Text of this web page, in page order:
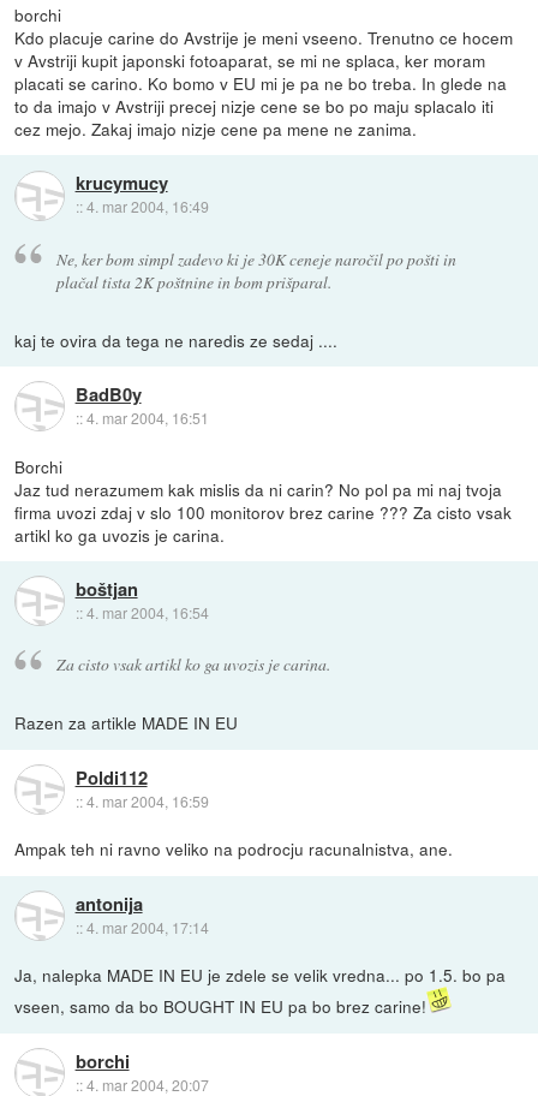
borchi
Kdo placuje carine do Avstrije je meni vseeno. Trenutno ce hocem
v Avstriji kupit japonski fotoaparat, se mi ne splaca, ker moram
placati se carino. Ko bomo v EU mi je pa ne bo treba. In glede na
to da imajo v Avstriji precej nizje cene se bo po maju splacalo iti
cez mejo. Zakaj imajo nizje cene pa mene ne zanima.
krucymucy
::4. mar 2004, 16:49
Ne, ker bom simpl zadevo ki je 30K ceneje naročil po pošti in
plačal tista 2K poštnine in bom prišparal.
kaj te ovira da tega ne naredis ze sedaj ....
BadB0y
::4. mar 2004, 16:51
Borchi
Jaz tud nerazumem kak mislis da ni carin? No pol pa mi naj tvoja
firma uvozi zdaj v slo 100 monitorov brez carine ??? Za cisto vsak
artikl ko ga uvozis je carina.
boštjan
::4. mar 2004, 16:54
Za cisto vsak artikl ko ga uvozis je carina.
Razen za artikle MADE IN EU
Poldi112
::4. mar 2004, 16:59
Ampak teh ni ravno veliko na podrocju racunalnistva, ane.
antonija
::4. mar 2004, 17:14
Ja, nalepka MADE IN EU je zdele se velik vredna... po 1.5. bo pa
vseen, samo da bo BOUGHT IN EU pa bo brez carine!
borchi
::4. mar 2004, 20:07